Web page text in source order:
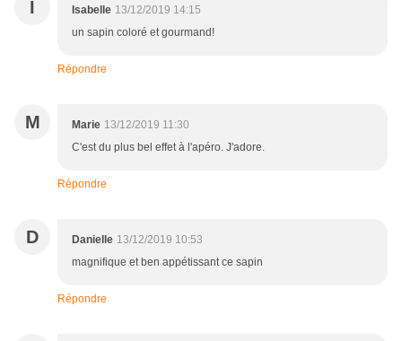
I Isabelle 13/12/2019 14:15
un sapin coloré et gourmand!
Répondre
M Marie 13/12/2019 11:30
C'est du plus bel effet à l'apéro. J'adore.
Répondre
D Danielle 13/12/2019 10:53
magnifique et ben appétissant ce sapin
Répondre